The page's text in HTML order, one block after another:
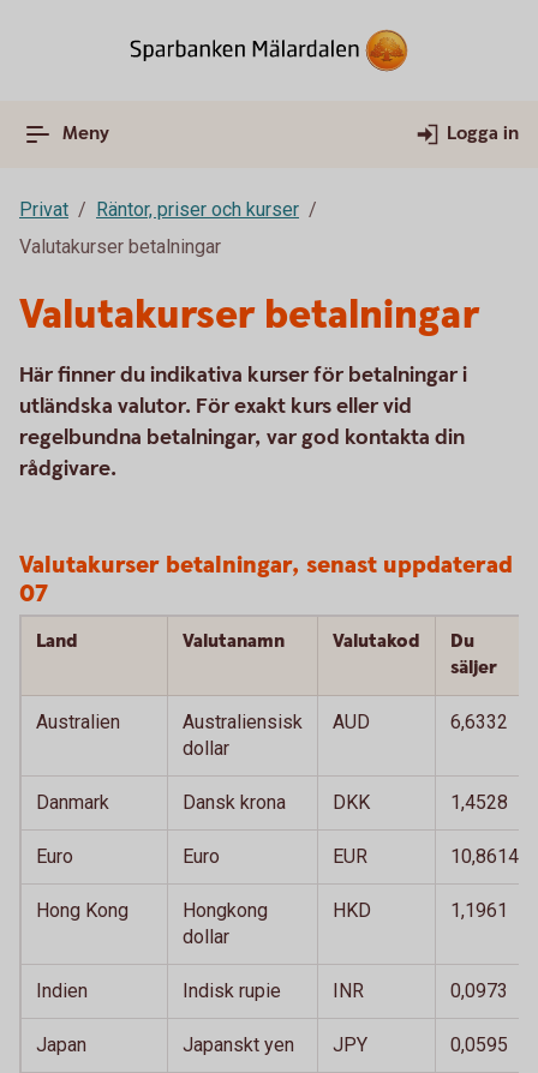
Meny Logga in
Privat
Räntor, priser och kurser
Valutakurser betalningar
Valutakurser betalningar
Här finner du indikativa kurser för betalningar i
utländska valutor. För exakt kurs eller vid
regelbundna betalningar, var god kontakta din
rådgivare.
Valutakurser betalningar, senast uppdaterad
07
Land Valutanamn Valutakod
Du
säljer
Australien
Australiensisk
dollar
AUD 6,6332
Danmark Dansk krona DKK 1,4528
Euro Euro EUR 10,8614
Hong Kong
Hongkong
dollar
HKD 1,1961
Indien Indisk rupie INR 0,0973
Japan Japanskt yen JPY 0,0595